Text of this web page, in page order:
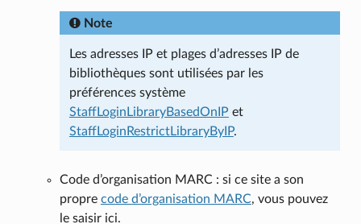
Note
Les adresses IP et plages d’adresses IP de
bibliothèques sont utilisées par les
préférences système
StaffLoginLibraryBasedOnIP et
StaffLoginRestrictLibraryByIP.
Code d’organisation MARC : si ce site a son
propre code d’organisation MARC, vous pouvez
le saisir ici.